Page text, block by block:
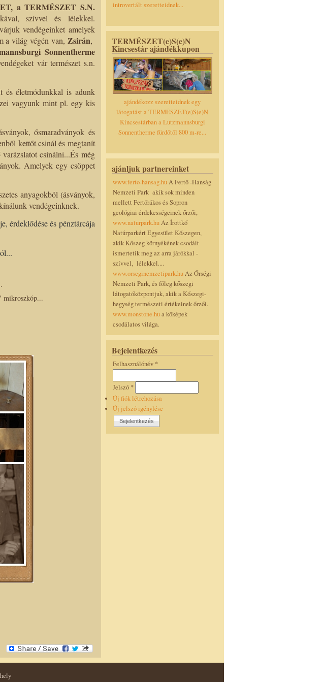
a TERMÉSZET S.N.
szívvel és lélekkel.
vendégeinket amelyek
a világ végén van, Zsirán,
Sonnentherme
vár természet s.n.
és életmódunkkal is adunk
vagyunk mint pl. egy kis
ősmaradványok és
kettőt csinál és megtanít
csinálni...És még
Amelyek egy csöppet
anyagokból (ásványok,
vendégeinknek.
érdeklődése és pénztárcája
mikroszkóp...
introvertált szeretteidnek...
TERMÉSZET(e)S(e)N
Kincsestár ajándékkupon
ajándékozz szeretteidnek egy
látogatást a TERMÉSZET(e)S(e)N
Kincsestárban a Lutzmannsburgi
Sonnentherme fürdőtől 800 m-re...
ajánljuk partnereinket
www.ferto-hansag.huA Fertő -Hanság
Nemzeti Park akik sok minden
mellett Fertőrákos és Sopron
geológiai érdekességeinek őrzői,
www.naturpark.huAz Írottkő
Natúrparkért Egyesület Kőszegen,
akik Kőszeg környékének csodáit
ismertetik meg az arra járókkal -
szívvel, lélekkel....
www.orseginemzetipark.huAz Őrségi
Nemzeti Park, és főleg kőszegi
látogatóközpontjuk, akik a Kőszegi-
hegység természeti értékeinek őrzői.
www.monstone.hua kőképek
csodálatos világa.
Bejelentkezés
Felhasználónév *
Jelszó *
Új fiók létrehozása
Új jelszó igénylése